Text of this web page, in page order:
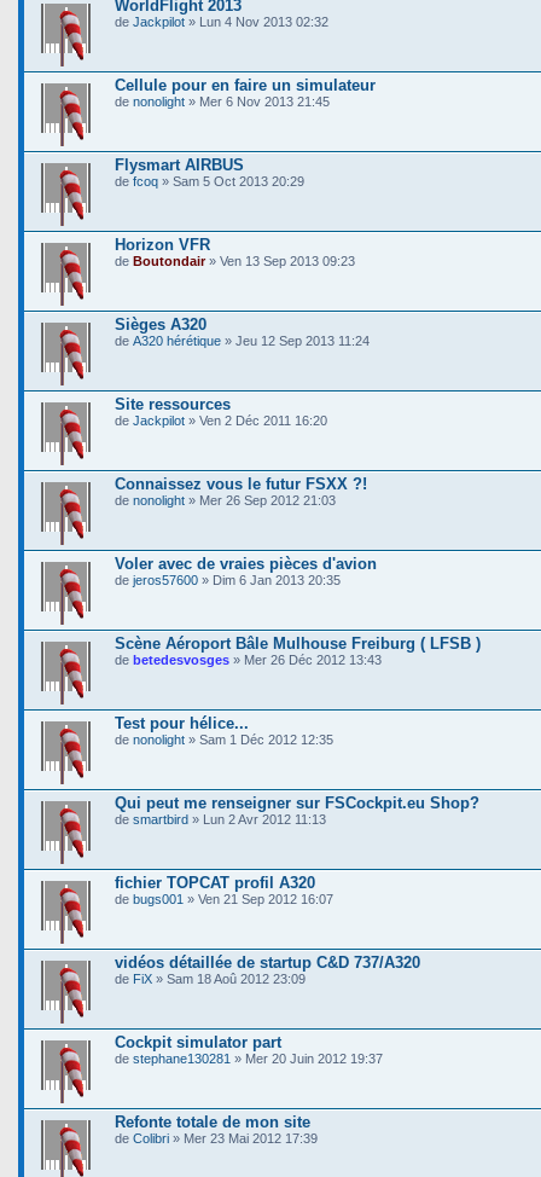
WorldFlight 2013
de Jackpilot » Lun 4 Nov 2013 02:32
Cellule pour en faire un simulateur
de nonolight » Mer 6 Nov 2013 21:45
Flysmart AIRBUS
de fcoq » Sam 5 Oct 2013 20:29
Horizon VFR
de Boutondair» Ven 13 Sep 2013 09:23
Sièges A320
de A320 hérétique » Jeu 12 Sep 2013 11:24
Site ressources
de Jackpilot » Ven 2 Déc 2011 16:20
Connaissez vous le futur FSXX ?!
de nonolight » Mer 26 Sep 2012 21:03
Voler avec de vraies pièces d'avion
de jeros57600 » Dim 6 Jan 2013 20:35
Scène Aéroport Bâle Mulhouse Freiburg ( LFSB )
de betedesvosges » Mer 26 Déc 2012 13:43
Test pour hélice...
de nonolight » Sam 1 Déc 2012 12:35
Qui peut me renseigner sur FSCockpit.eu Shop?
de smartbird » Lun 2 Avr 2012 11:13
fichier TOPCAT profil A320
de bugs001 » Ven 21 Sep 2012 16:07
vidéos détaillée de startup C&D 737/A320
de FiX » Sam 18 Aoû 2012 23:09
Cockpit simulator part
de stephane130281 » Mer 20 Juin 2012 19:37
Refonte totale de mon site
de Colibri » Mer 23 Mai 2012 17:39